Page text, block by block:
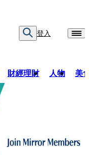
登入
財經理財 人物 美